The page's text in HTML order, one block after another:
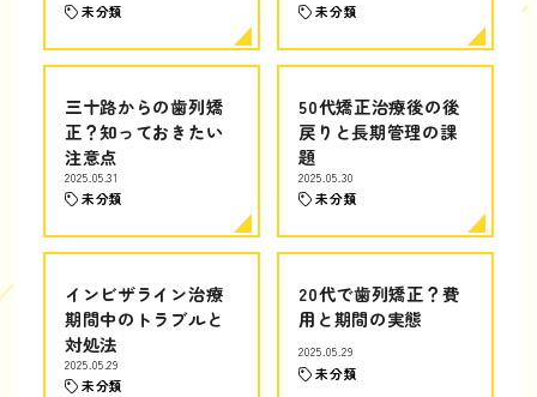
未分類 未分類
三十路からの歯列矯
正？知っておきたい
注意点
2025.05.31
未分類
50代矯正治療後の後
戻りと長期管理の課
題
2025.05.30
未分類
インビザライン治療
期間中のトラブルと
対処法
2025.05.29
未分類
20代で歯列矯正？費
用と期間の実態
2025.05.29
未分類